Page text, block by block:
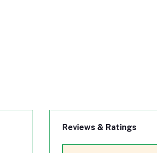
Reviews & Ratings